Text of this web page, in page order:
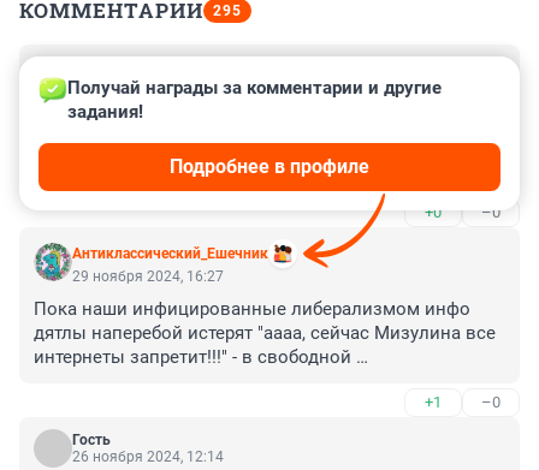
КОММЕНТАРИИ 295
30 ноября 2024, 09:28
Ребята, пора возвращать Вам молодёжь СССР!!!! Вы
будущее России, а так же воины СВО!!! Вы знаете, что
такое смерть! Так работайте для своих детей, стройте
хорошее будущее для них!!! Вы, больше никто!!!
+0 –0
Антиклассический_Ешечник
Получай награды за комментарии и другие
задания!
Подробнее в профиле
29 ноября 2024, 16:27
Пока наши инфицированные либерализмом инфо
дятлы наперебой истерят "аааа, сейчас Мизулина все
интернеты запретит!!!" - в свободной
тоталитарная Россия, там за критику этого закона
может и штраф прилететь нехилый.
+1 –0
Гость
26 ноября 2024, 12:14